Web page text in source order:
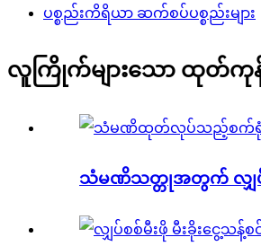
ပစ္စည်းကိရိယာ ဆက်စပ်ပစ္စည်းများ
လူကြိုက်များသော ထုတ်ကုန်
သံမဏိသတ္တုအတွက် လျှပ်စ